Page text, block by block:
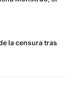
la censura tras